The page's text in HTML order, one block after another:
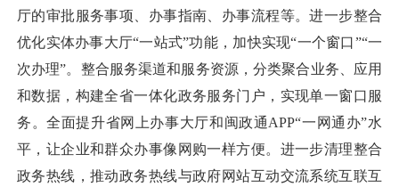
厅的审批服务事项、办事指南、办事流程等。进一步整合
优化实体办事大厅“一站式”功能，加快实现“一个窗口”“一
次办理”。整合服务渠道和服务资源，分类聚合业务、应用
和数据，构建全省一体化政务服务门户，实现单一窗口服
务。全面提升省网上办事大厅和闽政通APP“一网通办”水
平，让企业和群众办事像网购一样方便。进一步清理整合
政务热线，推动政务热线与政府网站互动交流系统互联互